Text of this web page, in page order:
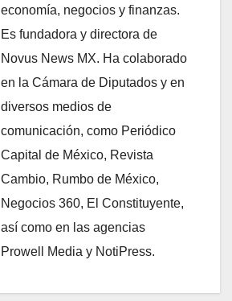
economía, negocios y finanzas.
Es fundadora y directora de
Novus News MX. Ha colaborado
en la Cámara de Diputados y en
diversos medios de
comunicación, como Periódico
Capital de México, Revista
Cambio, Rumbo de México,
Negocios 360, El Constituyente,
así como en las agencias
Prowell Media y NotiPress.